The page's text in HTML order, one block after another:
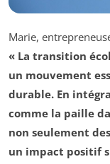
Marie,
« La transition
un mouvement
durable. En
comme la paille
non seulement
un impact positif